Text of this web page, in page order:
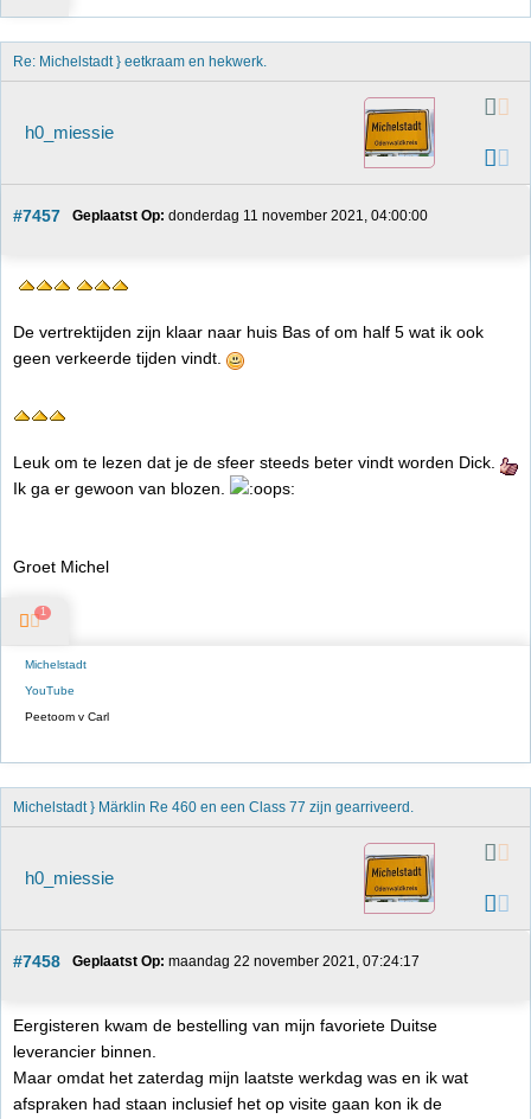
Re: Michelstadt } eetkraam en hekwerk.
h0_miessie
#7457 Geplaatst Op: donderdag 11 november 2021, 04:00:00
De vertrektijden zijn klaar naar huis Bas of om half 5 wat ik ook
geen verkeerde tijden vindt.
Leuk om te lezen dat je de sfeer steeds beter vindt worden Dick.
Ik ga er gewoon van blozen.
Groet Michel
1
Michelstadt
YouTube
Peetoom v Carl
Michelstadt } Märklin Re 460 en een Class 77 zijn gearriveerd.
h0_miessie
#7458 Geplaatst Op: maandag 22 november 2021, 07:24:17
Eergisteren kwam de bestelling van mijn favoriete Duitse
leverancier binnen.
Maar omdat het zaterdag mijn laatste werkdag was en ik wat
afspraken had staan inclusief het op visite gaan kon ik de